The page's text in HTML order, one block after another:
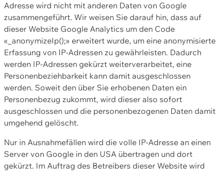
Adresse wird nicht mit anderen Daten von Google
zusammengeführt. Wir weisen Sie darauf hin, dass auf
dieser Website Google Analytics um den Code
«_anonymizeIp();» erweitert wurde, um eine anonymisierte
Erfassung von IP-Adressen zu gewährleisten. Dadurch
werden IP-Adressen gekürzt weiterverarbeitet, eine
Personenbeziehbarkeit kann damit ausgeschlossen
werden. Soweit den über Sie erhobenen Daten ein
Personenbezug zukommt, wird dieser also sofort
ausgeschlossen und die personenbezogenen Daten damit
umgehend gelöscht.
Nur in Ausnahmefällen wird die volle IP-Adresse an einen
Server von Google in den USA übertragen und dort
gekürzt. Im Auftrag des Betreibers dieser Website wird